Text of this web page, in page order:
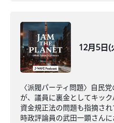
12月5日(
〈派閥パーティ問題〉自民
が、議員に裏金としてキッ
資金規正法の問題も指摘さ
時政評論員の武田一顕さんに